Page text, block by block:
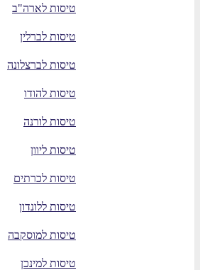
טיסות לארה"ב
טיסות לברלין
טיסות לברצלונה
טיסות להודו
טיסות לורנה
טיסות ליוון
טיסות לכרתים
טיסות ללונדון
טיסות למוסקבה
טיסות למינכן